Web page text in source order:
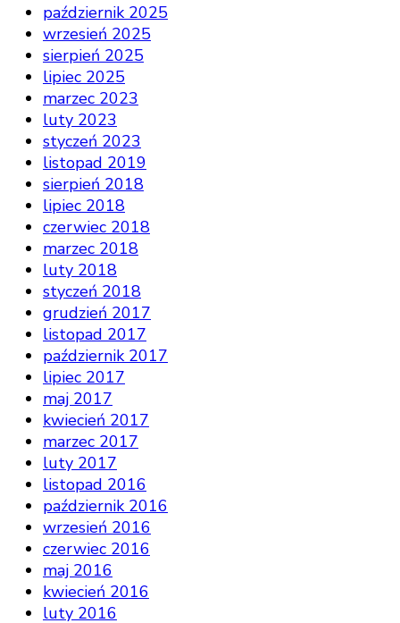
październik 2025
wrzesień 2025
sierpień 2025
lipiec 2025
marzec 2023
luty 2023
styczeń 2023
listopad 2019
sierpień 2018
lipiec 2018
czerwiec 2018
marzec 2018
luty 2018
styczeń 2018
grudzień 2017
listopad 2017
październik 2017
lipiec 2017
maj 2017
kwiecień 2017
marzec 2017
luty 2017
listopad 2016
październik 2016
wrzesień 2016
czerwiec 2016
maj 2016
kwiecień 2016
luty 2016